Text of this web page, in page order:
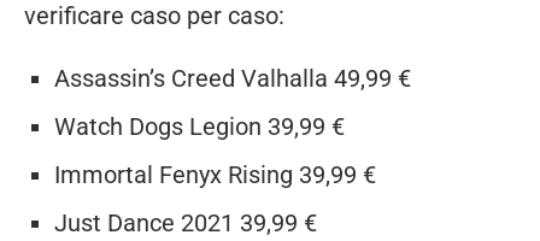
verificare caso per caso:
Assassin’s Creed Valhalla 49,99 €
Watch Dogs Legion 39,99 €
Immortal Fenyx Rising 39,99 €
Just Dance 2021 39,99 €